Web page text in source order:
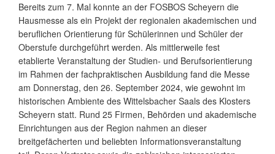
Bereits zum 7. Mal konnte an der FOSBOS Scheyern die
Hausmesse als ein Projekt der regionalen akademischen und
beruflichen Orientierung für Schülerinnen und Schüler der
Oberstufe durchgeführt werden. Als mittlerweile fest
etablierte Veranstaltung der Studien- und Berufsorientierung
im Rahmen der fachpraktischen Ausbildung fand die Messe
am Donnerstag, den 26. September 2024, wie gewohnt im
historischen Ambiente des Wittelsbacher Saals des Klosters
Scheyern statt. Rund 25 Firmen, Behörden und akademische
Einrichtungen aus der Region nahmen an dieser
breitgefächerten und beliebten Informationsveranstaltung